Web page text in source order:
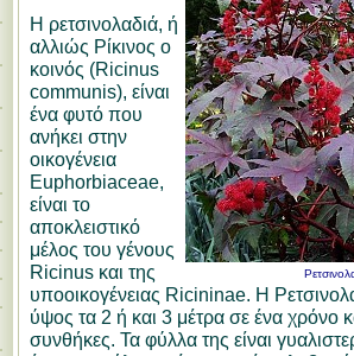
Η ρετσινολαδιά, ή
αλλιώς Ρίκινος ο
κοινός (Ricinus
communis), είναι
ένα φυτό που
ανήκει στην
οικογένεια
Euphorbiaceae,
είναι το
αποκλειστικό
μέλος του γένους
Ricinus και της
υποοικογένειας Ricininae. Η
ύψος τα 2 ή και 3 μέτρα σε ένα χρόνο
συνθήκες. Τα φύλλα της είναι